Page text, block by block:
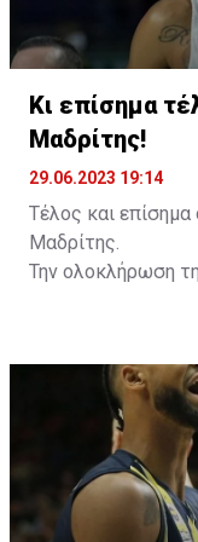
Κι επίσημα
Μαδρίτης!
29.06.2023 19:14
Τέλος και
Μαδρίτης.
Την ολοκλήρωση
υποδειγματική
Ο Αμερικανός
Μαδρίτη έπειτα
με τη Λοκομοτίβ
(2 Ευρωλίγκες, 3
Καπ Ισπανίας) σε